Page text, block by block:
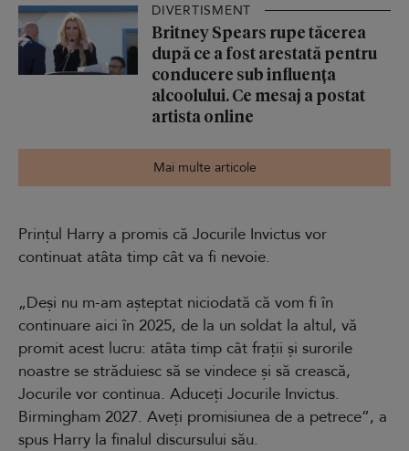
DIVERTISMENT
Britney Spears rupe tăcerea
după ce a fost arestată pentru
conducere sub influența
alcoolului. Ce mesaj a postat
artista online
Mai multe articole
Prințul Harry a promis că Jocurile Invictus vor
continuat atâta timp cât va fi nevoie.
„Deși nu m-am așteptat niciodată că vom fi în
continuare aici în 2025, de la un soldat la altul, vă
promit acest lucru: atâta timp cât frații și surorile
noastre se străduiesc să se vindece și să crească,
Jocurile vor continua. Aduceți Jocurile Invictus.
Birmingham 2027. Aveți promisiunea de a petrece”, a
spus Harry la finalul discursului său.